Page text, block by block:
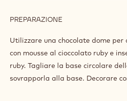
PREPARAZIONE
E
Utilizzare una chocolate dome per
con mousse al cioccolato ruby e
ruby. Tagliare la base circolare
sovrapporla alla base. Decorare